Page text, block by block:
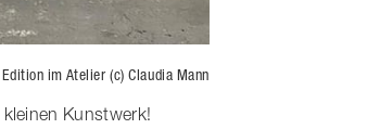
im Atelier (c) Claudia Mann
Kunstwerk!